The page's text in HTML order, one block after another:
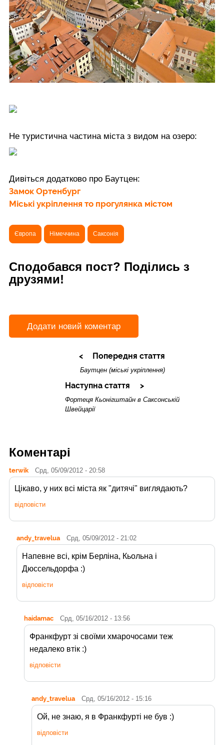
Не туристична частина міста з видом на озеро:
Дивіться додатково про Баутцен:
Замок Ортенбург
Міські укріплення то прогулянка містом
Європа Німеччина Саксонія
Сподобався пост? Поділись з
друзями!
Додати новий коментар
Попередня стаття
Баутцен (міські укріплення)
Наступна стаття
Фортеця Кьонігштайн в Саксонській
Швейцарії
Коментарі
terwik Срд, 05/09/2012 - 20:58
Цікаво, у них всі міста як "дитячі" виглядають?
відповісти
andy_travelua Срд, 05/09/2012 - 21:02
Напевне всі, крім Берліна, Кьольна і
Дюссельдорфа :)
відповісти
haidamac Срд, 05/16/2012 - 13:56
Франкфурт зі своїми хмарочосами теж
недалеко втік :)
відповісти
andy_travelua Срд, 05/16/2012 - 15:16
Ой, не знаю, я в Франкфурті не був :)
відповісти